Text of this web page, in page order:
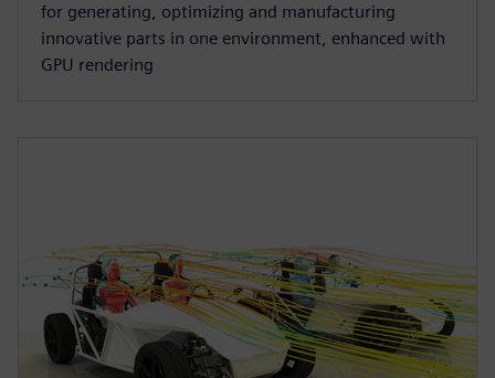
for generating, optimizing and manufacturing
innovative parts in one environment, enhanced with
GPU rendering